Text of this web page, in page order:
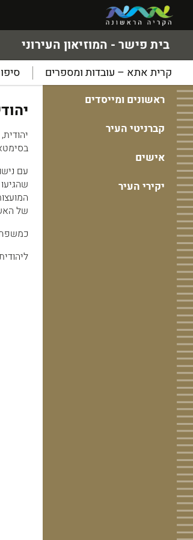
בית פישר - המוזיאון העירוני
קרית אתא – עובדות ומספרים
ראשונים ומייסדים
קברניטי העיר
אישים
יקירי העיר
עם
של